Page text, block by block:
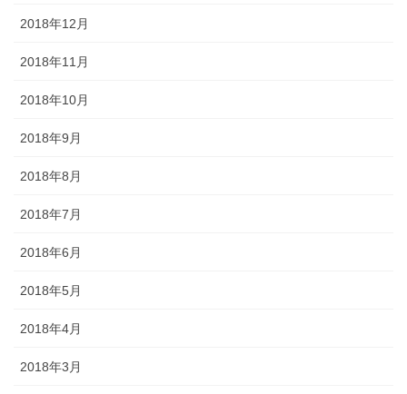
2018年12月
2018年11月
2018年10月
2018年9月
2018年8月
2018年7月
2018年6月
2018年5月
2018年4月
2018年3月